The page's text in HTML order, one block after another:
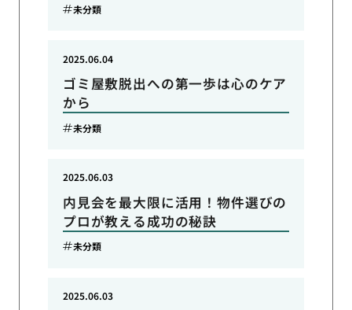
未分類
ゴミ屋敷脱出への第一歩は心のケア
から
2025.06.04
未分類
内見会を最大限に活用！物件選びの
プロが教える成功の秘訣
2025.06.03
未分類
2025.06.03